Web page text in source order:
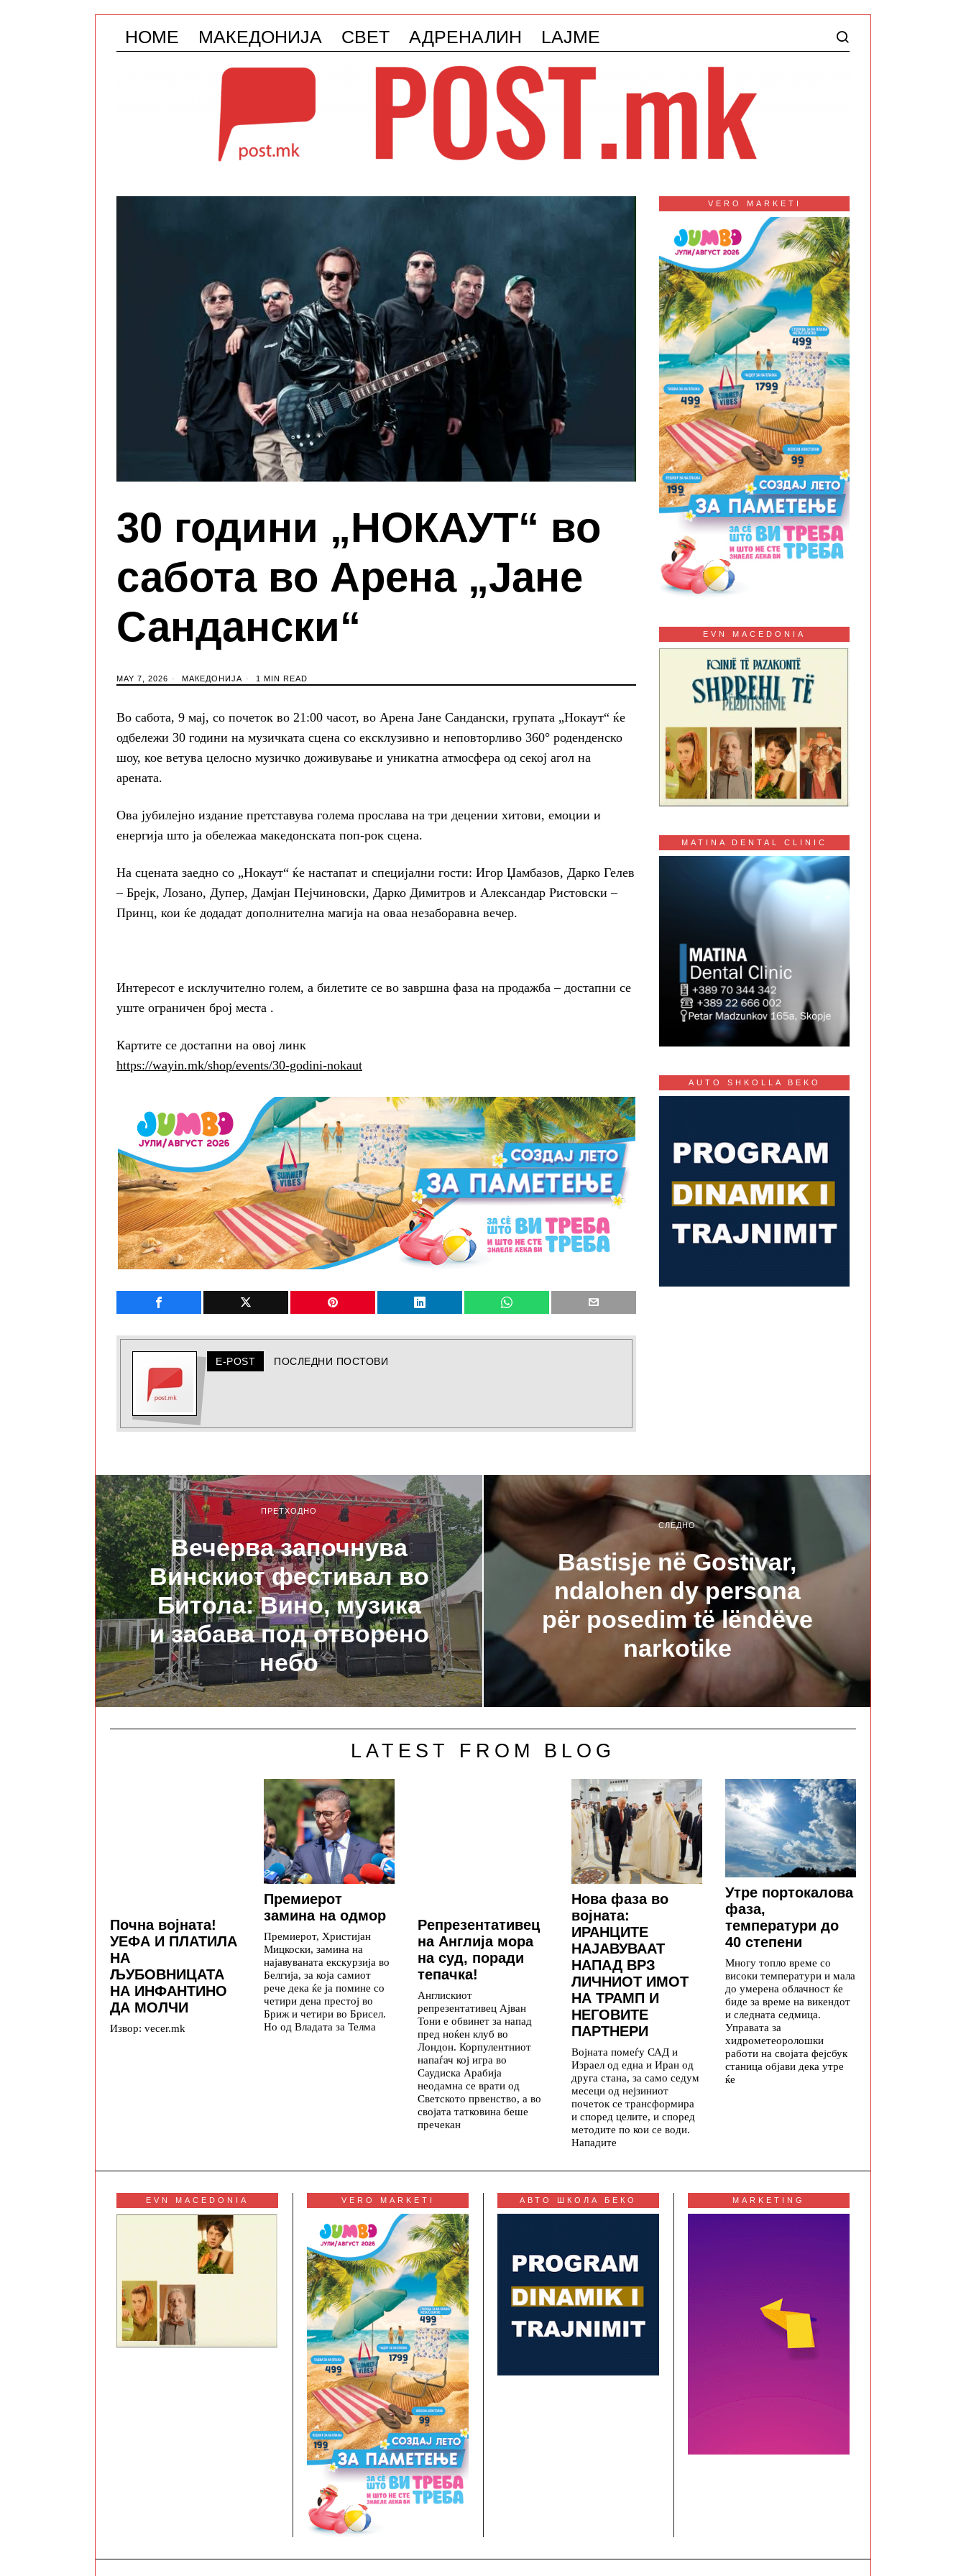
HOME МАКЕДОНИЈА СВЕТ АДРЕНАЛИН LAJME
30 години „НОКАУТ“ во
сабота во Арена „Јане
Сандански“
MAY 7, 2026 МАКЕДОНИЈА 1 MIN READ
Во сабота, 9 мај, со почеток во 21:00 часот, во Арена Јане Сандански, групата „Нокаут“ ќе
одбележи 30 години на музичката сцена со ексклузивно и неповторливо 360° роденденско
шоу, кое ветува целосно музичко доживување и уникатна атмосфера од секој агол на
арената.
Ова јубилејно издание претставува голема прослава на три децении хитови, емоции и
енергија што ја обележаа македонската поп-рок сцена.
На сцената заедно со „Нокаут“ ќе настапат и специјални гости: Игор Џамбазов, Дарко Гелев
– Брејк, Лозано, Дупер, Дамјан Пејчиновски, Дарко Димитров и Александар Ристовски –
Принц, кои ќе додадат дополнителна магија на оваа незаборавна вечер.
Интересот е исклучително голем, а билетите се во завршна фаза на продажба – достапни се
уште ограничен број места .
Картите се достапни на овој линк
https://wayin.mk/shop/events/30-godini-nokaut
E-POST ПОСЛЕДНИ ПОСТОВИ
VERO MARKETI
EVN MACEDONIA
MATINA DENTAL CLINIC
AUTO SHKOLLA BEKO
ПРЕТХОДНО
Вечерва започнува
Винскиот фестивал во
Битола: Вино, музика
и забава под отворено
небо
СЛЕДНО
Bastisje në Gostivar,
ndalohen dy persona
për posedim të lëndëve
narkotike
LATEST FROM BLOG
Почна војната!
УЕФА И ПЛАТИЛА
НА
ЉУБОВНИЦАТА
НА ИНФАНТИНО
ДА МОЛЧИ
Извор: vecer.mk
Премиерот
замина на одмор
Премиерот, Христијан
Мицкоски, замина на
најавуваната екскурзија во
Белгија, за која самиот
рече дека ќе ја помине со
четири дена престој во
Бриж и четири во Брисел.
Но од Владата за Телма
Репрезентативец
на Англија мора
на суд, поради
тепачка!
Англискиот
репрезентативец Ајван
Тони е обвинет за напад
пред ноќен клуб во
Лондон. Корпулентниот
напаѓач кој игра во
Саудиска Арабија
неодамна се врати од
Светското првенство, а во
својата татковина беше
пречекан
Нова фаза во
војната:
ИРАНЦИТЕ
НАЈАВУВААТ
НАПАД ВРЗ
ЛИЧНИОТ ИМОТ
НА ТРАМП И
НЕГОВИТЕ
ПАРТНЕРИ
Војната помеѓу САД и
Израел од една и Иран од
друга стана, за само седум
месеци од нејзиниот
почеток се трансформира
и според целите, и според
методите по кои се води.
Нападите
Утре портокалова
фаза,
температури до
40 степени
Многу топло време со
високи температури и мала
до умерена облачност ќе
биде за време на викендот
и следната седмица.
Управата за
хидрометеоролошки
работи на својата фејсбук
станица објави дека утре
ќе
EVN MACEDONIA VERO MARKETI АВТО ШКОЛА БЕКО MARKETING